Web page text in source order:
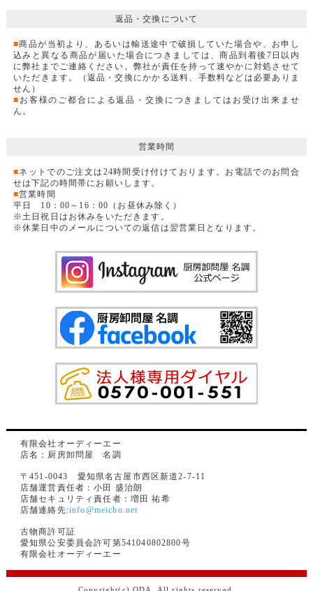
返品・交換について
■商品が当初より、あるいは輸送途中で破損していた場合や、お申し
込みと異なる商品が届いた場合につきましては、商品到着後7日以内
に弊社までご連絡ください。弊社が責任を持って速やかに対処させて
いただきます。（返品・交換にかかる送料、手数料などは必要ありま
せん）
■ お客様のご都合による返品・交換につきましてはお受け出来ませ
ん。
営業時間
■ネットでのご注文は24時間受け付けております。お電話でのお問合
せは下記の時間帯にお願いします。
■営業時間
平日 10：00～16：00（お昼休み除く）
※土日祝日はお休みをいただきます。
※休業日中のメールについての返信は翌営業日となります。
有限会社オーディーエー
店名：厨房卸問屋 名調
〒451-0043 愛知県名古屋市西区新道2-7-11
店舗運営責任者：小田 盛治朗
店舗セキュリティ責任者：増田 祐希
店舗連絡先:info@meicho.net
古物商許可証
愛知県公安委員会許可第541040802800号
有限会社オーディーエー